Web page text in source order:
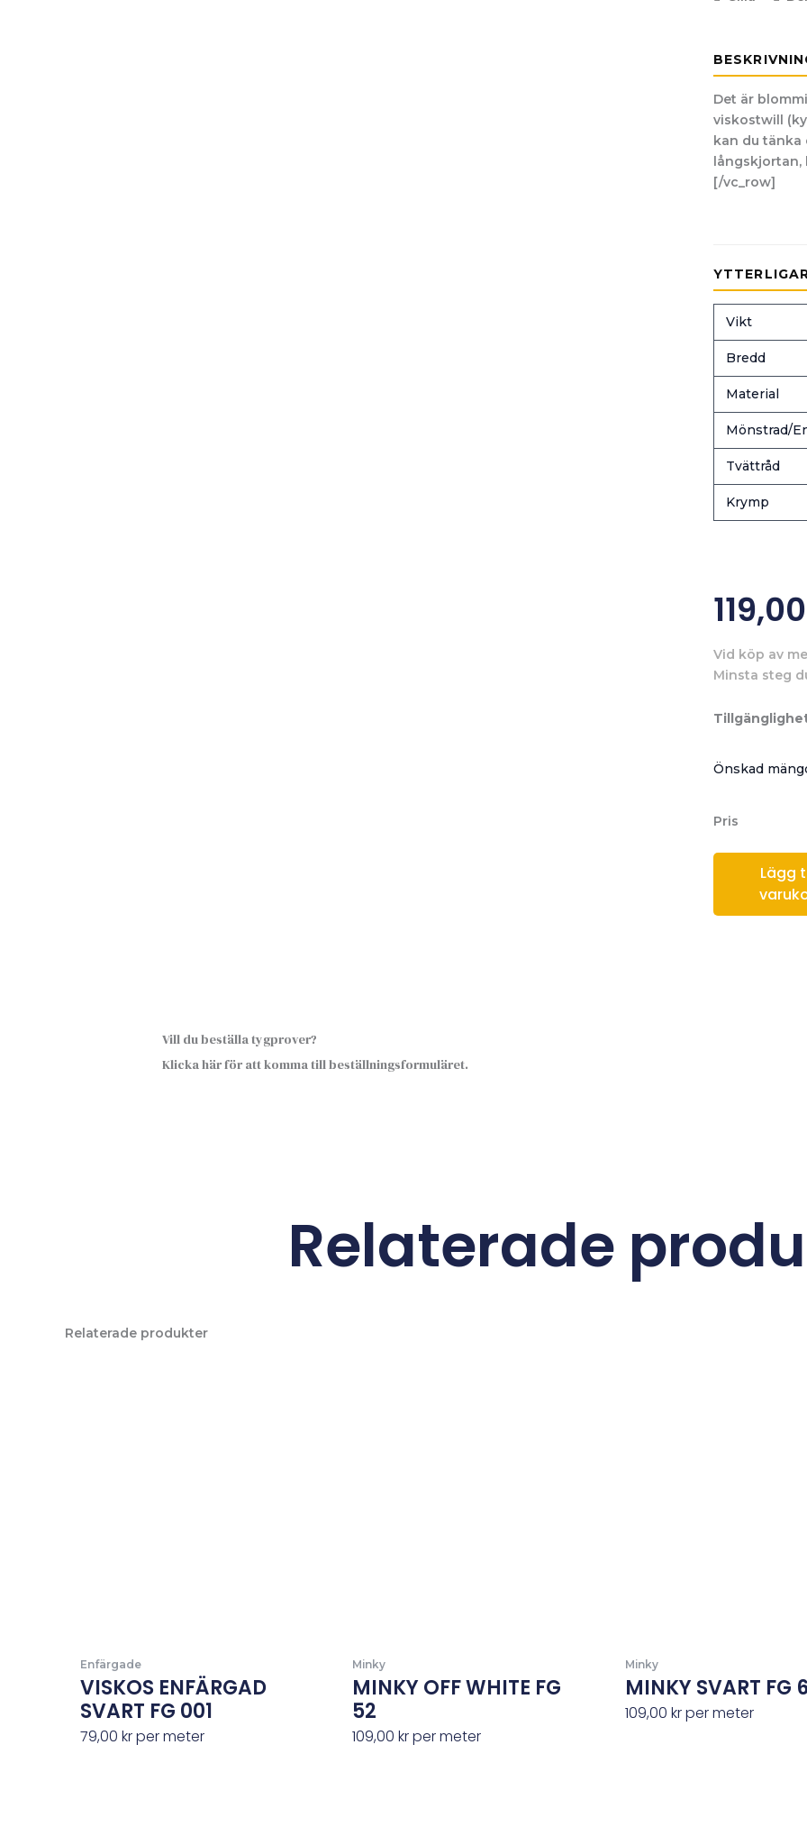
Det är
viskostwill
kan du tänka
[/vc_row]
Vikt
Bredd
Material
Mönstrad/
Tvättråd
Krymp
Vid köp av
Minsta steg
Önskad
Pris
Lägg
Vill du beställa tygprover?
Klicka här för att komma till beställningsformuläret.
Relaterade
Relaterade produkter
Enfärgade
VISKOS ENFÄRGAD
SVART FG 001
79,00 krper meter
Minky
MINKY OFF WHITE FG
52
109,00krper meter
Minky
MINKY SVART FG
109,00 krper meter